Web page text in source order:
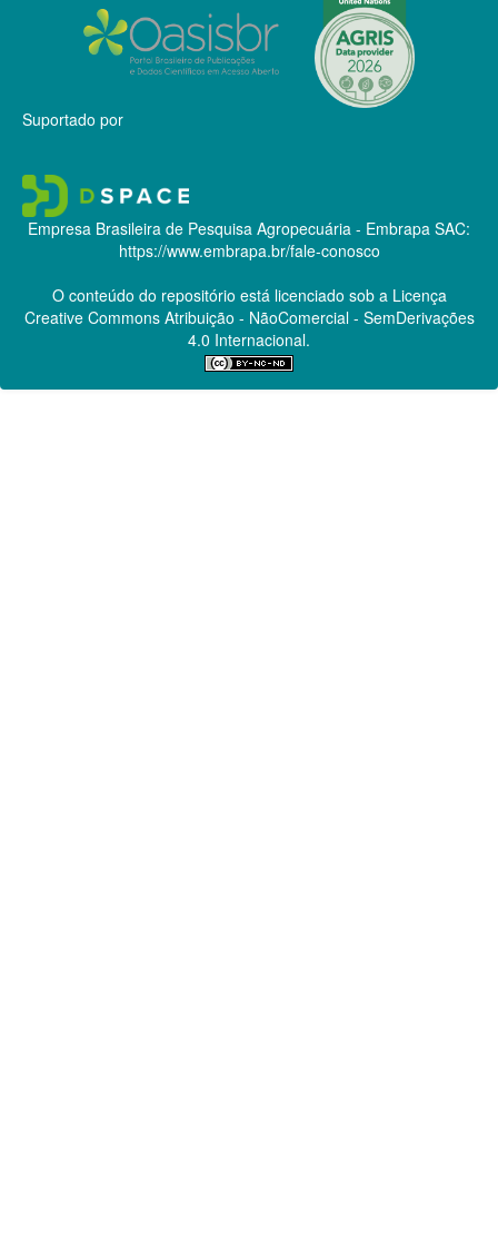
Suportado por
Empresa Brasileira de Pesquisa Agropecuária - Embrapa SAC:
https://www.embrapa.br/fale-conosco
O conteúdo do repositório está licenciado sob a Licença
Creative CommonsAtribuição - NãoComercial - SemDerivações
4.0 Internacional.